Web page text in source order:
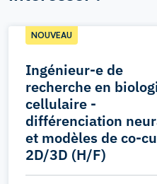
Ingénieur-e de
recherche en
cellulaire -
différenciation
et modèles de co-
2D/3D (H/F)
NOUVEAU